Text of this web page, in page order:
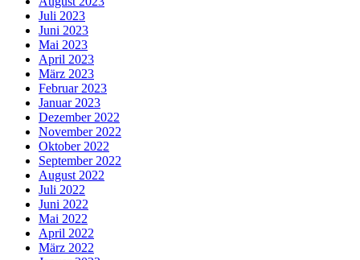
Juli 2023
Juni 2023
Mai 2023
April 2023
März 2023
Februar 2023
Januar 2023
Dezember 2022
November 2022
Oktober 2022
September 2022
August 2022
Juli 2022
Juni 2022
Mai 2022
April 2022
März 2022